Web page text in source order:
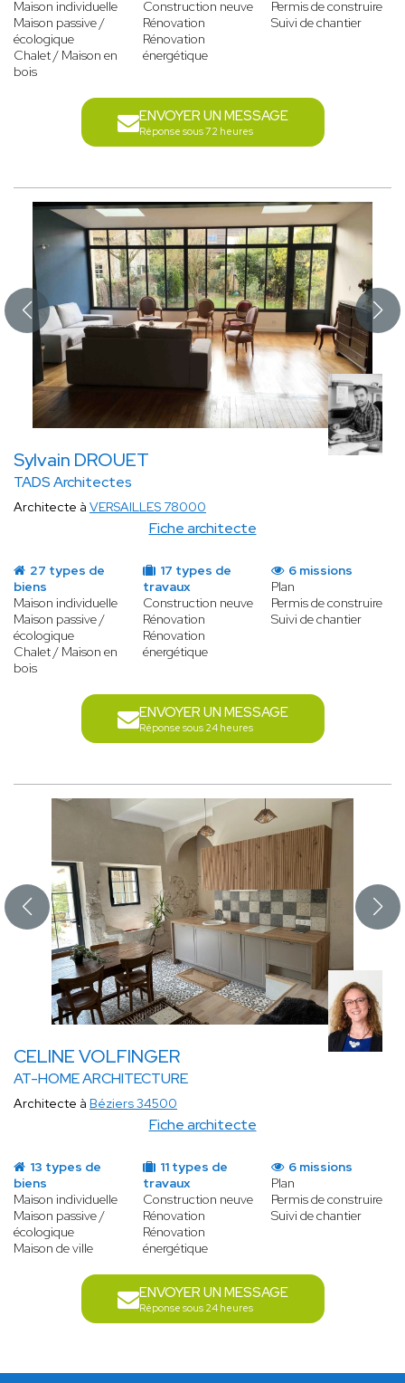
Maison individuelle
Maison passive /
écologique
Chalet / Maison en
bois
Construction neuve
Rénovation
Rénovation
énergétique
Permis de construire
Suivi de chantier
ENVOYER UN MESSAGE
Réponse sous 72 heures
Sylvain DROUET
TADS Architectes
Fiche architecte
Architecte à VERSAILLES 78000
27 types de
biens
Maison individuelle
Maison passive /
écologique
Chalet / Maison en
bois
17 types de
travaux
Construction neuve
Rénovation
Rénovation
énergétique
6 missions
Plan
Permis de construire
Suivi de chantier
ENVOYER UN MESSAGE
Réponse sous 24 heures
CELINE VOLFINGER
AT-HOME ARCHITECTURE
Fiche architecte
Architecte à Béziers 34500
13 types de
biens
Maison individuelle
Maison passive /
écologique
Maison de ville
11 types de
travaux
Construction neuve
Rénovation
Rénovation
énergétique
6 missions
Plan
Permis de construire
Suivi de chantier
ENVOYER UN MESSAGE
Réponse sous 24 heures